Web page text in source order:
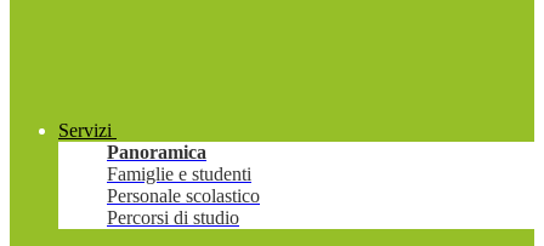
Servizi
Panoramica
Famiglie e studenti
Personale scolastico
Percorsi di studio